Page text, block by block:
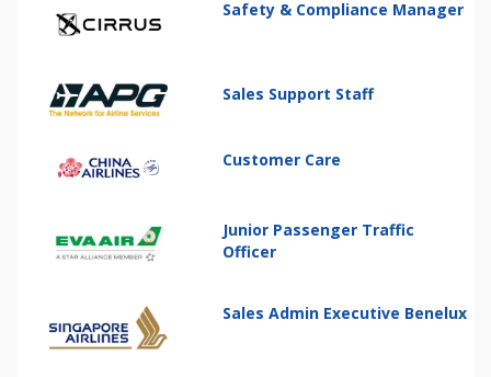
Safety & Compliance Manager
Sales Support Staff
Customer Care
Junior Passenger Traffic
Officer
Sales Admin Executive Benelux